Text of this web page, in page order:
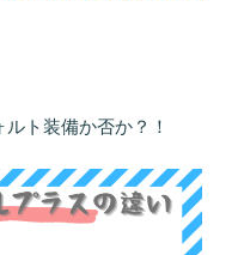
ト装備か否か？！